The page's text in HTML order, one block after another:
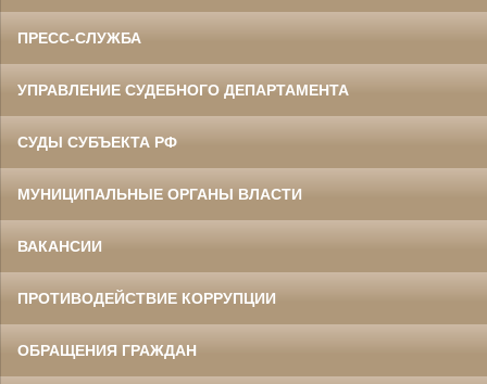
ПРЕСС-СЛУЖБА
УПРАВЛЕНИЕ СУДЕБНОГО ДЕПАРТАМЕНТА
СУДЫ СУБЪЕКТА РФ
МУНИЦИПАЛЬНЫЕ ОРГАНЫ ВЛАСТИ
ВАКАНСИИ
ПРОТИВОДЕЙСТВИЕ КОРРУПЦИИ
ОБРАЩЕНИЯ ГРАЖДАН